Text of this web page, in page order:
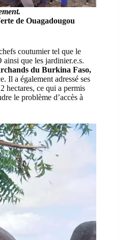
de Ouagadougou
coutumier tel que le
que les jardinier.e.s.
du Burkina Faso,
Il a également adressé ses
hectares, ce qui a permis
le problème d’accès à